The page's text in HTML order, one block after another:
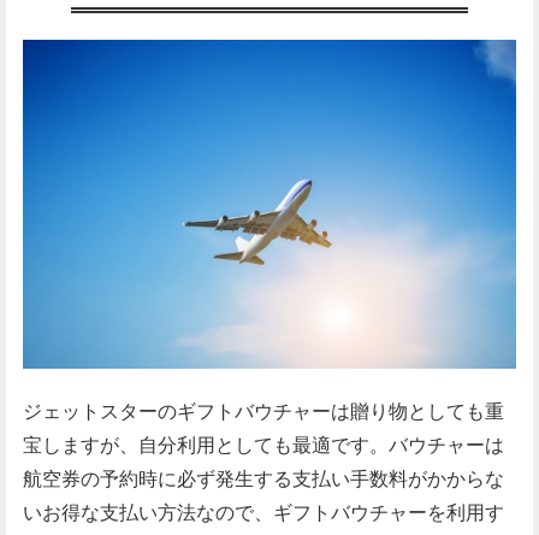
ジェットスターのギフトバウチャーは贈り物としても重
宝しますが、自分利用としても最適です。バウチャーは
航空券の予約時に必ず発生する支払い手数料がかからな
いお得な支払い方法なので、ギフトバウチャーを利用す